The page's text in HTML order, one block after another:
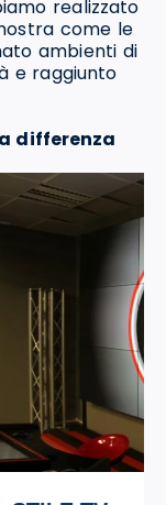
realizzato
come le
ambienti di
e raggiunto
differenza